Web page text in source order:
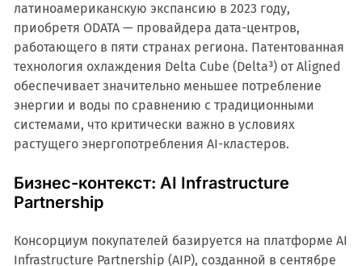
латиноамериканскую экспансию в 2023 году,
приобретя ODATA — провайдера дата-центров,
работающего в пяти странах региона. Патентованная
технология охлаждения Delta Cube (Delta³) от Aligned
обеспечивает значительно меньшее потребление
энергии и воды по сравнению с традиционными
системами, что критически важно в условиях
растущего энергопотребления AI-кластеров.
Бизнес-контекст: AI Infrastructure
Partnership
Консорциум покупателей базируется на платформе AI
Infrastructure Partnership (AIP), созданной в сентябре